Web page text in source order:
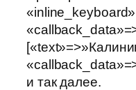
и так далее.